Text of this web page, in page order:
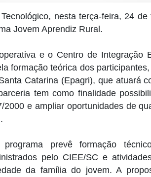
nesta terça-feira, 24
Jovem Aprendiz Rural.
e o Centro de Integração
formação teórica dos
Catarina (Epagri), que atuará
tem como finalidade
2000 e ampliar oportunidades de
prevê formação técnico-
pelo CIEE/SC e
da família do jovem. A